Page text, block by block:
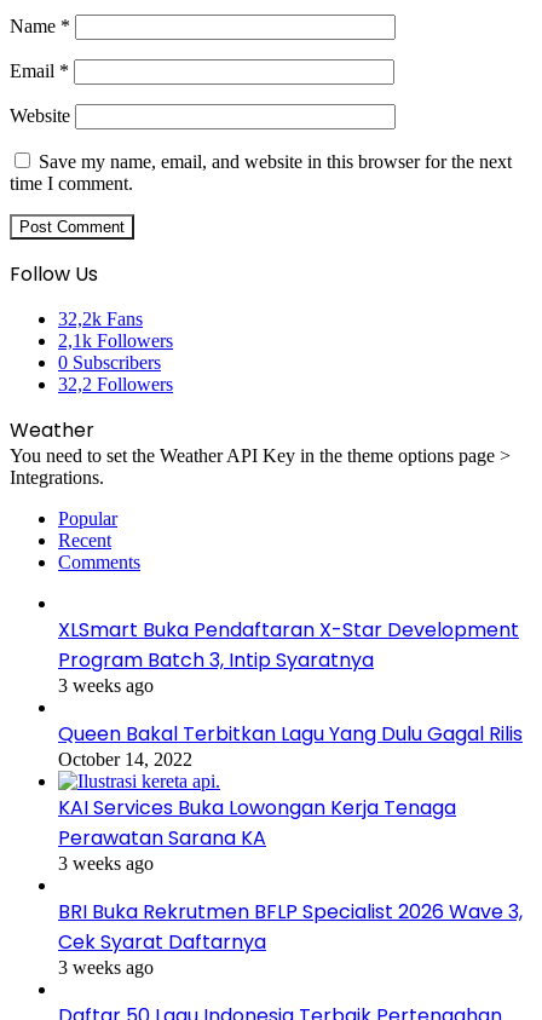
Name *
Email *
Website
Save my name, email, and website in this browser for the next
time I comment.
Follow Us
32,2k Fans
2,1k Followers
0 Subscribers
32,2 Followers
Weather
You need to set the Weather API Key in the theme options page >
Integrations.
Popular
Recent
Comments
XLSmart Buka Pendaftaran X-Star Development
Program Batch 3, Intip Syaratnya
3 weeks ago
Queen Bakal Terbitkan Lagu Yang Dulu Gagal Rilis
October 14, 2022
KAI Services Buka Lowongan Kerja Tenaga
Perawatan Sarana KA
3 weeks ago
BRI Buka Rekrutmen BFLP Specialist 2026 Wave 3,
Cek Syarat Daftarnya
3 weeks ago